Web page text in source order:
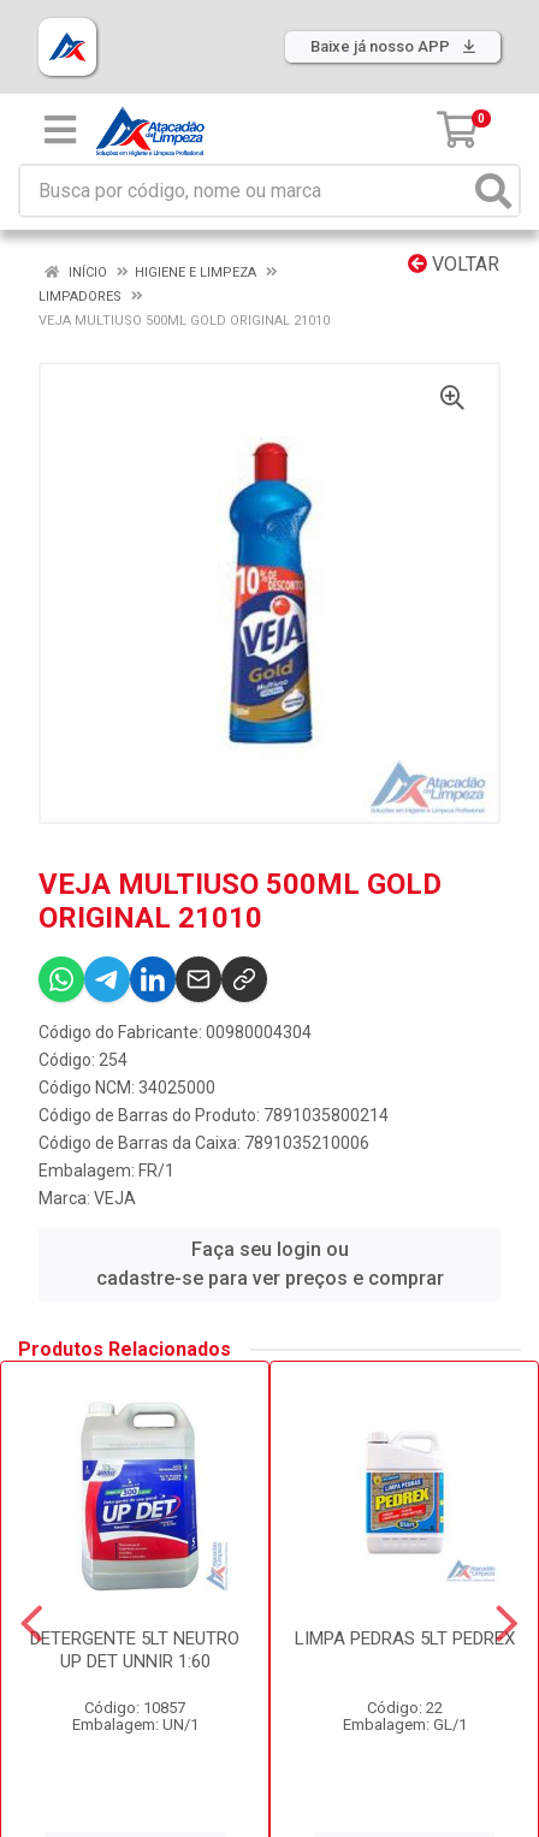
Baixe já nosso APP
0
VOLTAR
INÍCIO
HIGIENE E LIMPEZA
LIMPADORES
VEJA MULTIUSO 500ML GOLD ORIGINAL 21010
VEJA MULTIUSO 500ML GOLD
ORIGINAL 21010
Código do Fabricante: 00980004304
Código: 254
Código NCM: 34025000
Código de Barras do Produto: 7891035800214
Código de Barras da Caixa: 7891035210006
Embalagem: FR/1
Marca: VEJA
Faça seu login ou
cadastre-se para ver preços e comprar
Produtos Relacionados
DETERGENTE 5LT NEUTRO
UP DET UNNIR 1:60
Código: 10857
Embalagem: UN/1
LIMPA PEDRAS 5LT PEDREX
Código: 22
Embalagem: GL/1